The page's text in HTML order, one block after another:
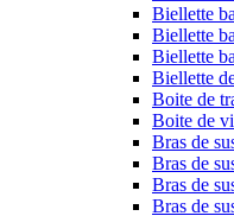
Biellette
Biellette
Biellette
Biellette
Boite de
Boite de
Bras de
Bras de
Bras de
Bras de